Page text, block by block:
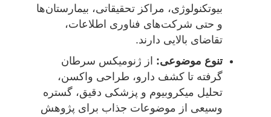
بیوتکنولوژی، مراکز تحقیقاتی، بیمارستان‌ها
و حتی شرکت‌های فناوری اطلاعات،
تقاضای بالایی دارند.
تنوع موضوعی: از ژنومیکس سرطان
گرفته تا کشف دارو، طراحی واکسن،
تحلیل میکروبیوم و پزشکی دقیق، گستره
وسیعی از موضوعات جذاب برای پژوهش